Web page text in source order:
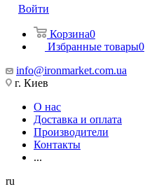
Войти
Корзина0
Избранные товары0
info@ironmarket.com.ua
г. Киев
О нас
Доставка и оплата
Производители
Контакты
...
ru